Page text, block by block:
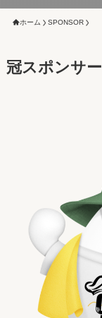
ホーム SPONSOR
冠スポンサー